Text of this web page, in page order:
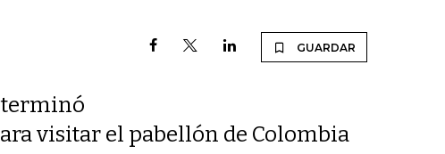
GUARDAR
terminó
visitar el pabellón de Colombia